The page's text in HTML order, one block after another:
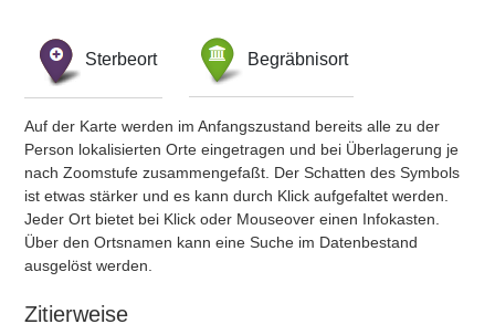
Sterbeort Begräbnisort
Auf der Karte werden im Anfangszustand bereits alle zu der
Person lokalisierten Orte eingetragen und bei Überlagerung je
nach Zoomstufe zusammengefaßt. Der Schatten des Symbols
ist etwas stärker und es kann durch Klick aufgefaltet werden.
Jeder Ort bietet bei Klick oder Mouseover einen Infokasten.
Über den Ortsnamen kann eine Suche im Datenbestand
ausgelöst werden.
Zitierweise